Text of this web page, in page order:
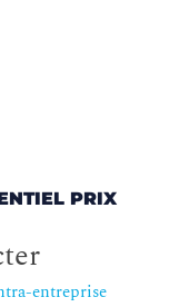
PRIX
entreprise